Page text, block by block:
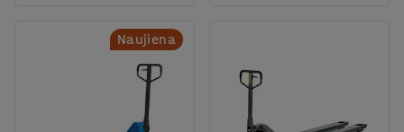
Naujiena